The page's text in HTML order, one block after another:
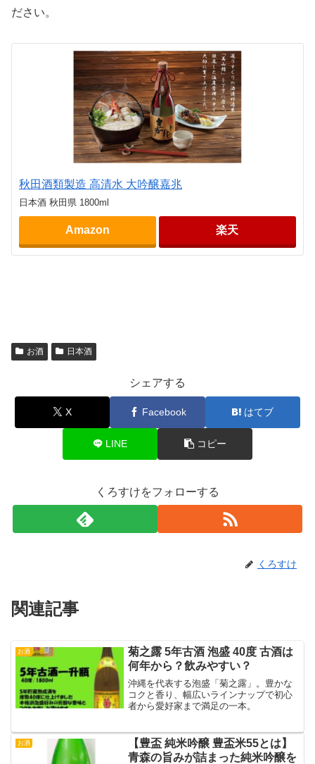
ださい。
秋田酒類製造 高清水 大吟醸嘉兆
日本酒 秋田県 1800ml
Amazon 楽天
お酒 日本酒
シェアする
X Facebook はてブ
LINE コピー
くろすけをフォローする
くろすけ
関連記事
お酒
菊之露 5年古酒 泡盛 40度 古酒は
何年から？飲みやすい？
沖縄を代表する泡盛「菊之露」。豊かな
コクと香り、幅広いラインナップで初心
者から愛好家まで満足の一本。
お酒
【豊盃 純米吟醸 豊盃米55とは】
青森の旨みが詰まった純米吟醸を